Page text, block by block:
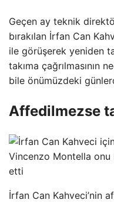
Geçen ay teknik
bırakılan İrfan Can
ile görüşerek yeniden
takıma çağrılmasının
bile önümüzdeki
Affedilmezse
İrfan Can Kahveci’nin